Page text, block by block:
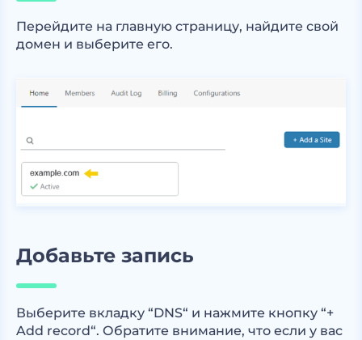
Перейдите на главную страницу, найдите свой
домен и выберите его.
Добавьте запись
Выберите вкладку “DNS“ и нажмите кнопку “+
Add record“. Обратите внимание, что если у вас